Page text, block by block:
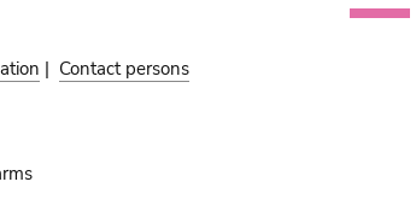
| Contact persons